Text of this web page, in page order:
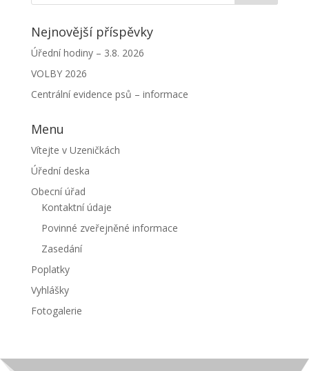
Nejnovější příspěvky
Úřední hodiny – 3.8. 2026
VOLBY 2026
Centrální evidence psů – informace
Menu
Vítejte v Uzeničkách
Úřední deska
Obecní úřad
Kontaktní údaje
Povinné zveřejněné informace
Zasedání
Poplatky
Vyhlášky
Fotogalerie